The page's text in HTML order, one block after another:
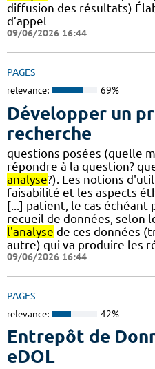
diffusion des résultats)
d’appel
09/06/2026 16:44
PAGES
relevance: 69%
Développer un
recherche
questions posées (quelle
répondre à la question?
analyse?). Les notions
faisabilité et les aspects
[...] patient, le cas échéant
recueil de données, selon
l'analyse de ces données
autre) qui va produire les
09/06/2026 16:44
PAGES
relevance: 42%
Entrepôt de
eDOL